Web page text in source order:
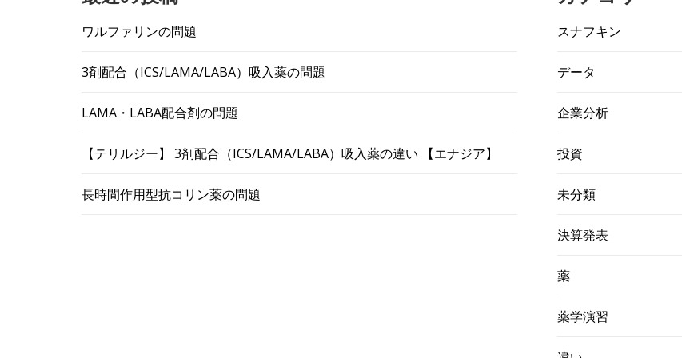
ワルファリンの問題
3剤配合（ICS/LAMA/LABA）吸入薬の問題
LAMA・LABA配合剤の問題
【テリルジー】 3剤配合（ICS/LAMA/LABA）吸入薬の違い 【エナジア】
長時間作用型抗コリン薬の問題
スナフキン
データ
企業分析
投資
未分類
決算発表
薬
薬学演習